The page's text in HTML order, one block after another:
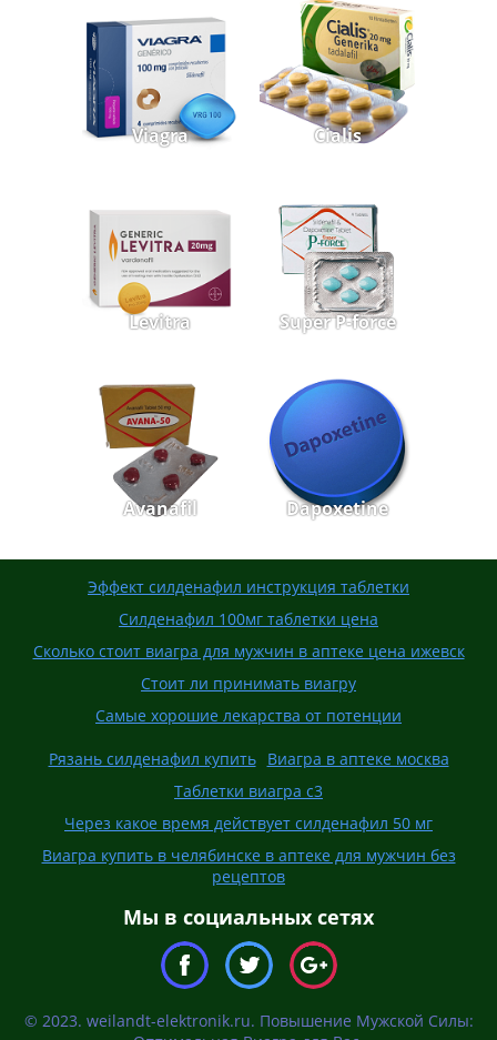
Viagra Cialis
Levitra Super P-force
Avanafil Dapoxetine
Эффект силденафил инструкция таблетки
Силденафил 100мг таблетки цена
Сколько стоит виагра для мужчин в аптеке цена ижевск
Стоит ли принимать виагру
Самые хорошие лекарства от потенции
Рязань силденафил купить
Виагра в аптеке москва
Таблетки виагра с3
Через какое время действует силденафил 50 мг
Виагра купить в челябинске в аптеке для мужчин без
рецептов
Мы в социальных сетях
© 2023. weilandt-elektronik.ru. Повышение Мужской Силы: